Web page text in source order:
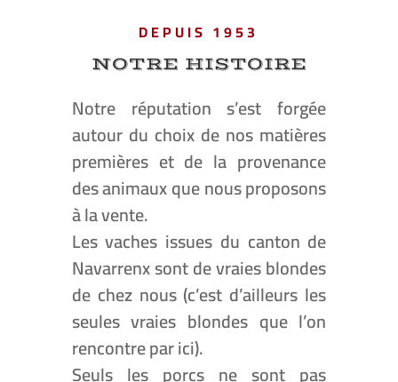
DEPUIS 1953
NOTRE HISTOIRE
Notre réputation s’est forgée
autour du choix de nos matières
premières et de la provenance
des animaux que nous proposons
à la vente.
Les vaches issues du canton de
Navarrenx sont de vraies blondes
de chez nous (c’est d’ailleurs les
seules vraies blondes que l’on
rencontre par ici).
Seuls les porcs ne sont pas